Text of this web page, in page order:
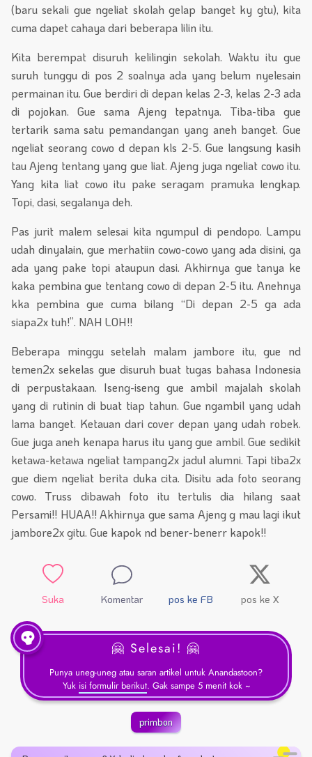
(baru sekali gue ngeliat skolah gelap banget ky gtu), kita
cuma dapet cahaya dari beberapa lilin itu.
Kita berempat disuruh kelilingin sekolah. Waktu itu gue
suruh tunggu di pos 2 soalnya ada yang belum nyelesain
permainan itu. Gue berdiri di depan kelas 2-3, kelas 2-3 ada
di pojokan. Gue sama Ajeng tepatnya. Tiba-tiba gue
tertarik sama satu pemandangan yang aneh banget. Gue
ngeliat seorang cowo d depan kls 2-5. Gue langsung kasih
tau Ajeng tentang yang gue liat. Ajeng juga ngeliat cowo itu.
Yang kita liat cowo itu pake seragam pramuka lengkap.
Topi, dasi, segalanya deh.
Pas jurit malem selesai kita ngumpul di pendopo. Lampu
udah dinyalain, gue merhatiin cowo-cowo yang ada disini, ga
ada yang pake topi ataupun dasi. Akhirnya gue tanya ke
kaka pembina gue tentang cowo di depan 2-5 itu. Anehnya
kka pembina gue cuma bilang “Di depan 2-5 ga ada
siapa2x tuh!”. NAH LOH!!
Beberapa minggu setelah malam jambore itu, gue nd
temen2x sekelas gue disuruh buat tugas bahasa Indonesia
di perpustakaan. Iseng-iseng gue ambil majalah skolah
yang di rutinin di buat tiap tahun. Gue ngambil yang udah
lama banget. Ketauan dari cover depan yang udah robek.
Gue juga aneh kenapa harus itu yang gue ambil. Gue sedikit
ketawa-ketawa ngeliat tampang2x jadul alumni. Tapi tiba2x
gue diem ngeliat berita duka cita. Disitu ada foto seorang
cowo. Truss dibawah foto itu tertulis dia hilang saat
Persami!! HUAA!! Akhirnya gue sama Ajeng g mau lagi ikut
jambore2x gitu. Gue kapok nd bener-benerr kapok!!
Suka Komentar pos ke FB pos ke X
🤗 Selesai! 🤗
Punya uneg-uneg atau saran artikel untuk Anandastoon?
Yuk isi formulir berikut. Gak sampe 5 menit kok ~
primbon